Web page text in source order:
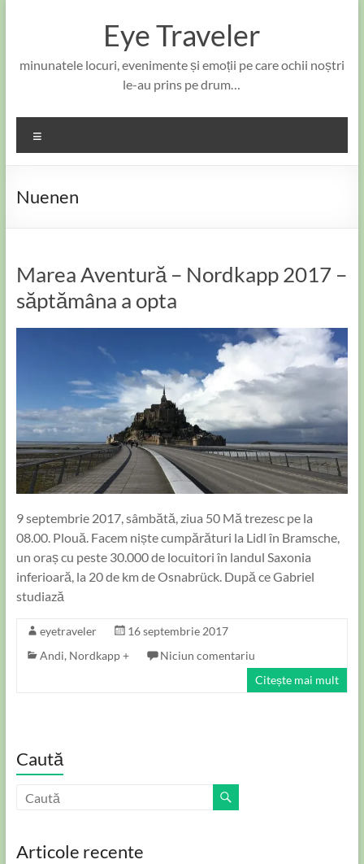
Eye Traveler
minunatele locuri, evenimente și emoții pe care ochii noștri
le-au prins pe drum…
Nuenen
Marea Aventură – Nordkapp 2017 –
săptămâna a opta
9 septembrie 2017, sâmbătă, ziua 50 Mă trezesc pe la
08.00. Plouă. Facem niște cumpărături la Lidl în Bramsche,
un oraș cu peste 30.000 de locuitori în landul Saxonia
inferioară, la 20 de km de Osnabrück. După ce Gabriel
studiază
eyetraveler
16 septembrie 2017
Andi, Nordkapp +
Niciun comentariu
Citește mai mult
Caută
Articole recente